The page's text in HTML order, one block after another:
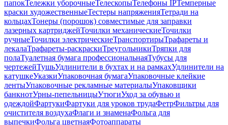
папокТележки уборочныеТелескопыТелефоны IPТемперные
краски художественныеТестеры напряженияТетради на
кольцахТонеры (порошок) совместимые для заправки
лазерных картриджейТочилки механическиеТочилки
ручныеТочилки электрическиеТранспортирыТрафареты и
лекалаТрафареты-раскраскиТреугольникиТряпки для
полаТуалетная бумага профессиональнаяТубусы для
чертежейТушьУдлинители в бухтах и на рамкахУдлинители на
катушкеУказкиУпаковочная бумагаУпаковочные клейкие
лентыУпаковочные рекламные материалыУпаковщики
банкнотУрны-пепельницыУтюгиУход за обувью и
одеждойФартукиФартуки для уроков трудаФетрФильтры для
очистителя воздухаФлаги и знаменаФольга для
выпечкиФольга цветнаяФотоаппараты